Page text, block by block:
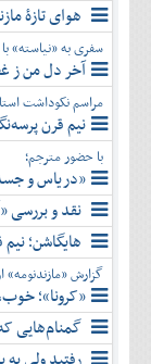
هوای تازۀ
سفری به «نیاسته»
آخر دل من ز
مراسم نکوداشت
نیم قرن
با حضور مترجم؛
«دریاس و
نقد و بررسی
هایگاشن؛
گزارش
«کرونا»؛
گمنام‌هایی